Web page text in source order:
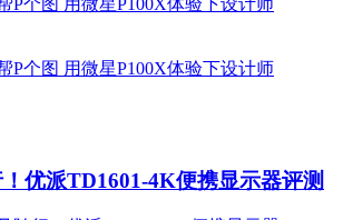
优派TD1601-4K便携显示器评测